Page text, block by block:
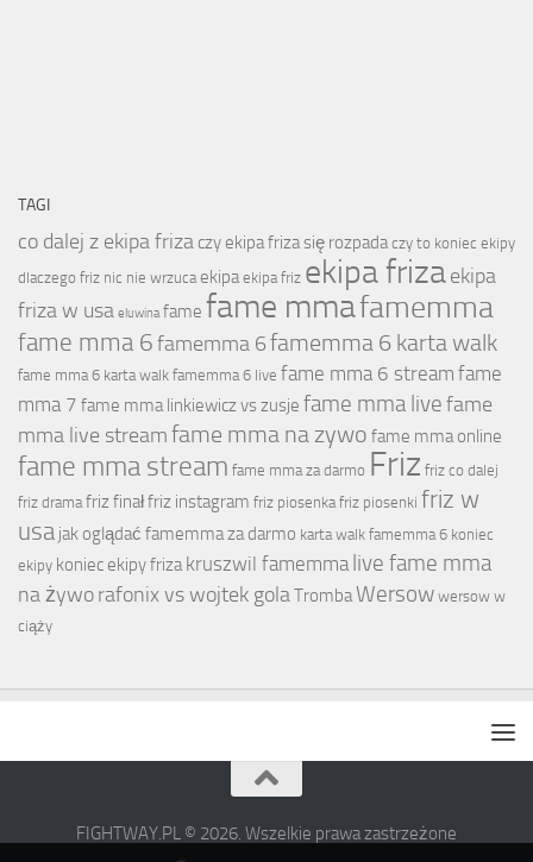
TAGI
co dalej z ekipa friza czy ekipa friza się rozpada czy to koniec ekipy
dlaczego friz nic nie wrzuca ekipa ekipa friz ekipa frizaekipa
friza w usa eluwina fame fame mmafamemma
fame mma 6famemma 6famemma 6 karta walk
fame mma 6 karta walk famemma 6 live fame mma 6 stream fame
mma 7 fame mma linkiewicz vs zusje fame mma livefame
mma live streamfame mma na zywo fame mma online
fame mma stream fame mma za darmo Friz friz co dalej
friz drama friz finałfriz instagram friz piosenka friz piosenki friz w
usa jak oglądać famemma za darmo karta walk famemma 6 koniec
ekipy koniec ekipy friza kruszwil famemma live fame mma
na żyworafonix vs wojtek golaTrombaWersow wersow w
ciąży
FIGHTWAY.PL © 2026. Wszelkie prawa zastrzeżone